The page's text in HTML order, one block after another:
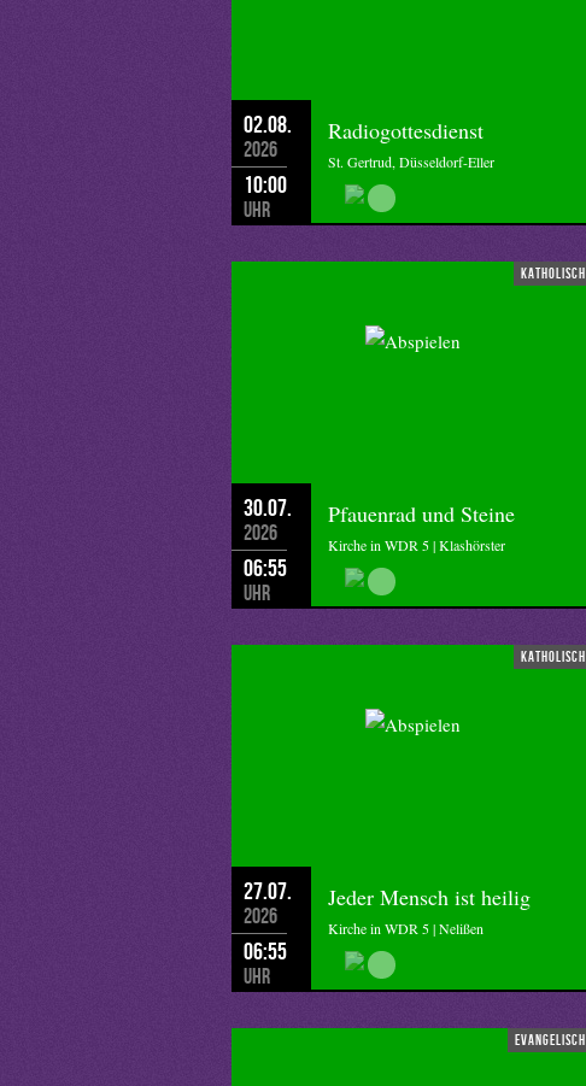
02.08.
2026
10:00
Uhr
Radiogottesdienst
St. Gertrud, Düsseldorf-Eller
katholisch
30.07.
2026
06:55
Uhr
Pfauenrad und Steine
Kirche in WDR 5 | Klashörster
katholisch
27.07.
2026
06:55
Uhr
Jeder Mensch ist heilig
Kirche in WDR 5 | Nelißen
evangelisch